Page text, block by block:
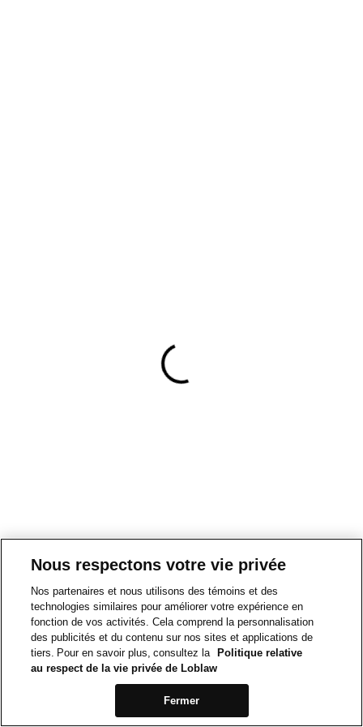
Nous respectons votre vie privée
Nos partenaires et nous utilisons des témoins et des
technologies similaires pour améliorer votre expérience en
fonction de vos activités. Cela comprend la personnalisation
des publicités et du contenu sur nos sites et applications de
tiers. Pour en savoir plus, consultez la
Politique relative
au respect de la vie privée de Loblaw
Fermer